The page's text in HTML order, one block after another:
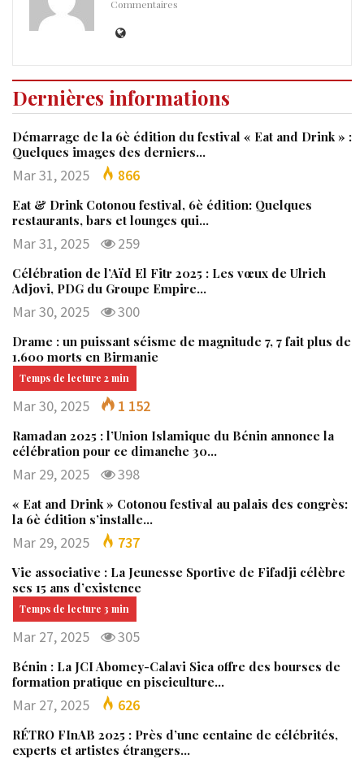
Commentaires
Dernières informations
Démarrage de la 6è édition du festival « Eat and Drink » :
Quelques images des derniers…
Mar 31, 2025 866
Eat & Drink Cotonou festival, 6è édition: Quelques
restaurants, bars et lounges qui…
Mar 31, 2025 259
Célébration de l’Aïd El Fitr 2025 : Les vœux de Ulrich
Adjovi, PDG du Groupe Empire…
Mar 30, 2025 300
Drame : un puissant séisme de magnitude 7, 7 fait plus de
1.600 morts en Birmanie
Mar 30, 2025 1 152
Ramadan 2025 : l’Union Islamique du Bénin annonce la
célébration pour ce dimanche 30…
Mar 29, 2025 398
« Eat and Drink » Cotonou festival au palais des congrès:
la 6è édition s’installe…
Mar 29, 2025 737
Vie associative : La Jeunesse Sportive de Fifadji célèbre
ses 15 ans d’existence
Mar 27, 2025 305
Bénin : La JCI Abomey-Calavi Sica offre des bourses de
formation pratique en pisciculture…
Mar 27, 2025 626
RÉTRO FInAB 2025 : Près d’une centaine de célébrités,
experts et artistes étrangers…